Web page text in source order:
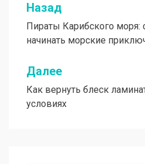
Навигация
по
записям
Назад
Пираты Карибского моря:
начинать морские
Далее
Как вернуть блеск
условиях